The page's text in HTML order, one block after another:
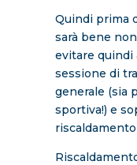
Quindi prima
sarà bene
evitare quindi
sessione di
generale (sia
sportiva!) e